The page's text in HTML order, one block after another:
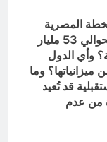
المصرية
لإعادة إعمار القطاع، التي قُدّرت تكلفتها بحوالي 53 مليار
وأي الدول
وما
قد تُعيد
من عدم